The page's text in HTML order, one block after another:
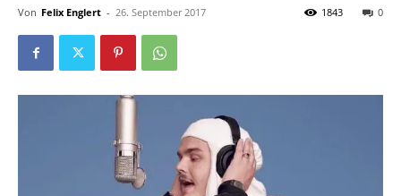
Von Felix Englert - 26. September 2017 0
1843